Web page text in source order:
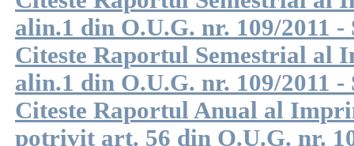
alin.1 din O.U.G. nr. 109/2011 -
Citeste Raportul Semestrial
alin.1 din O.U.G. nr. 109/2011 -
Citeste Raportul Anual al
potrivit art. 56 din O.U.G. nr.